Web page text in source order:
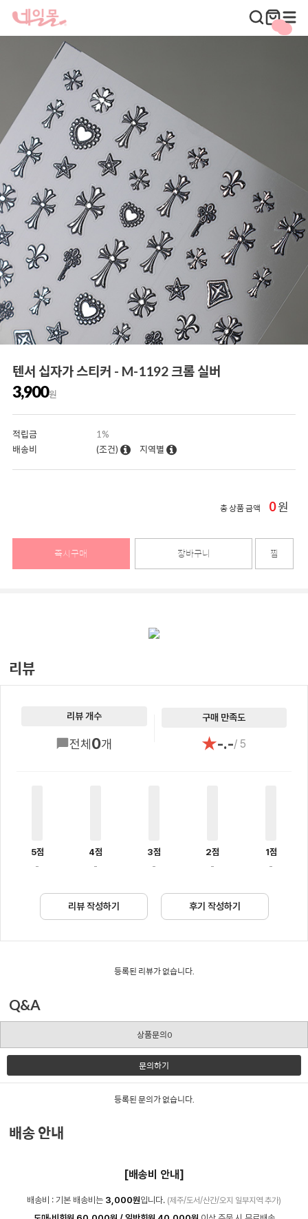
텐서 십자가 스티커 - M-1192 크롬 실버
3,900원
적립금
1%
배송비
(조건) 지역별
총 상품 금액 0원
즉시구매 장바구니 찜
리뷰
리뷰 개수
전체0개
구매 만족도
★-.-/ 5
5점
-
4점
-
3점
-
2점
-
1점
-
리뷰 작성하기 후기 작성하기
등록된 리뷰가 없습니다.
Q&A
상품문의0
문의하기
등록된 문의가 없습니다.
배송 안내
[배송비 안내]
배송비 : 기본 배송비는 3,000원입니다. (제주/도서/산간/오지 일부지역 추가)